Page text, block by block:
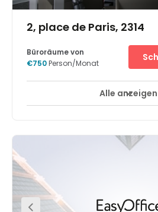
2, place de Paris, 2314
24-Stunden-Zugang
Stadtzentrum von Luxemburg. Das
umgeben von Restaurants,
geprägten Stadtteil vollziehen sich
Veränderungen.
Büroräume von
€750Person/Monat
Alle anzeigen